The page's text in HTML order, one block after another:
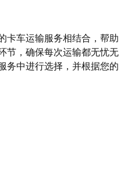
卡车运输服务相结合，帮助
节，确保每次运输都无忧无
务中进行选择，并根据您的